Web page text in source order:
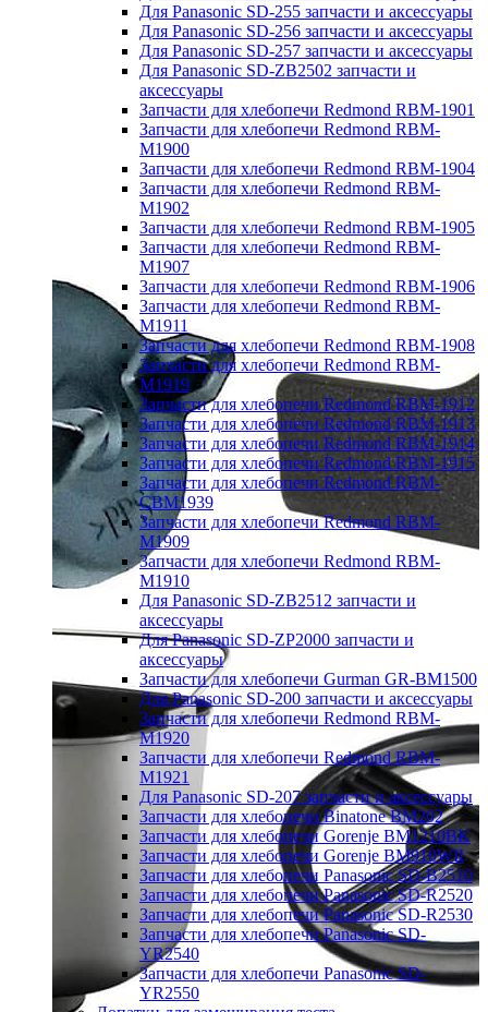
Для Panasonic SD-255 запчасти и аксессуары
Для Panasonic SD-256 запчасти и аксессуары
Для Panasonic SD-257 запчасти и аксессуары
Для Panasonic SD-ZB2502 запчасти и
аксессуары
Запчасти для хлебопечи Redmond RBM-1901
Запчасти для хлебопечи Redmond RBM-
M1900
Запчасти для хлебопечи Redmond RBM-1904
Запчасти для хлебопечи Redmond RBM-
M1902
Запчасти для хлебопечи Redmond RBM-1905
Запчасти для хлебопечи Redmond RBM-
M1907
Запчасти для хлебопечи Redmond RBM-1906
Запчасти для хлебопечи Redmond RBM-
M1911
Запчасти для хлебопечи Redmond RBM-1908
Запчасти для хлебопечи Redmond RBM-
M1919
Запчасти для хлебопечи Redmond RBM-1912
Запчасти для хлебопечи Redmond RBM-1913
Запчасти для хлебопечи Redmond RBM-1914
Запчасти для хлебопечи Redmond RBM-1915
Запчасти для хлебопечи Redmond RBM-
CBM1939
Запчасти для хлебопечи Redmond RBM-
M1909
Запчасти для хлебопечи Redmond RBM-
M1910
Для Panasonic SD-ZB2512 запчасти и
аксессуары
Для Panasonic SD-ZP2000 запчасти и
аксессуары
Запчасти для хлебопечи Gurman GR-BM1500
Для Panasonic SD-200 запчасти и аксессуары
Запчасти для хлебопечи Redmond RBM-
M1920
Запчасти для хлебопечи Redmond RBM-
M1921
Для Panasonic SD-207 запчасти и аксессуары
Запчасти для хлебопечи Binatone BM202
Запчасти для хлебопечи Gorenje BM1210BK
Запчасти для хлебопечи Gorenje BM910WII
Запчасти для хлебопечи Panasonic SD-B2510
Запчасти для хлебопечи Panasonic SD-R2520
Запчасти для хлебопечи Panasonic SD-R2530
Запчасти для хлебопечи Panasonic SD-
YR2540
Запчасти для хлебопечи Panasonic SD-
YR2550